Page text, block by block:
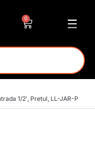
0
1/2′, Pretul, LL-JAR-P